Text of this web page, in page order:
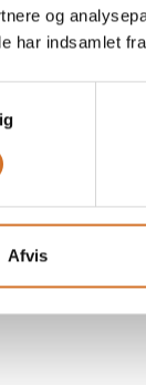
og
har indsamlet
Afvis